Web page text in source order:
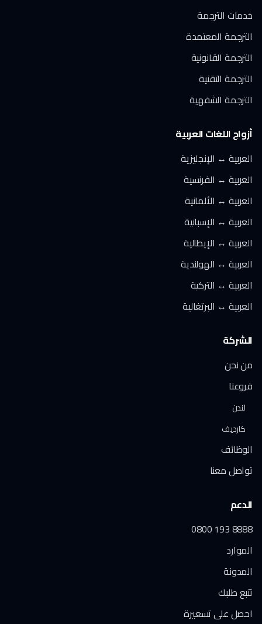
خدمات الترجمة
الترجمة المعتمدة
الترجمة القانونية
الترجمة التقنية
الترجمة الشفهية
أزواج اللغات العربية
العربية ↔ الإنجليزية
العربية ↔ الفرنسية
العربية ↔ الألمانية
العربية ↔ الإسبانية
العربية ↔ الإيطالية
العربية ↔ الهولندية
العربية ↔ التركية
العربية ↔ البرتغالية
الشركة
من نحن
فروعنا
لندن
كارديف
الوظائف
تواصل معنا
الدعم
0800 193 8888
الموارد
المدونة
تتبع طلبك
احصل على تسعيرة